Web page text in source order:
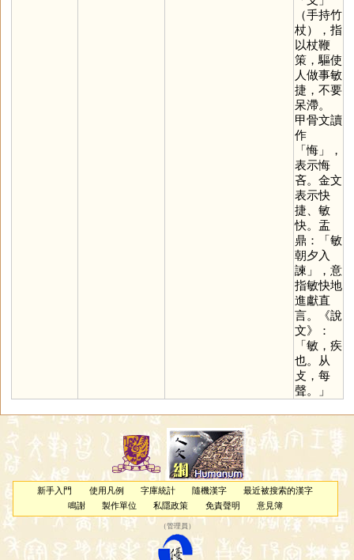
（手持竹
杖），指
以杖鞭
策，驅使
人做事敏
捷，不要
呆滯。
甲骨文讀
作
「悔」，
表示悔
吝。金文
表示快
捷、敏
快。盂
鼎：「敏
朝夕入
諫」，意
指敏快地
進獻直
言。《說
文》：
「敏，疾
也。从
攴，每
聲。」
新手入門 使用凡例 字庫統計 隨機漢字
最近被搜索的漢字
鳴謝
製作單位 私隱政策 免責聲明 意見簿
（管理員 ）